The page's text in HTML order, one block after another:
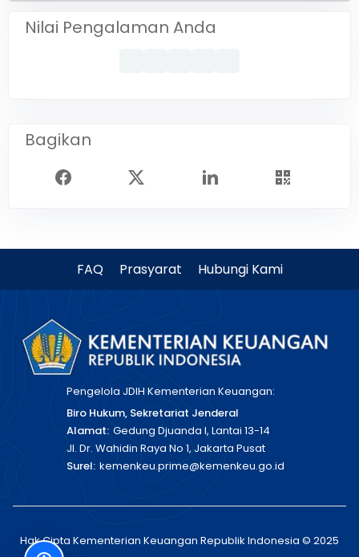
Nilai Pengalaman Anda
Bagikan
FAQ Prasyarat Hubungi Kami
Pengelola JDIH Kementerian Keuangan:
Biro Hukum, Sekretariat Jenderal
Alamat: Gedung Djuanda I, Lantai 13-14
Jl. Dr. Wahidin Raya No 1, Jakarta Pusat
Surel: kemenkeu.prime@kemenkeu.go.id
Hak Cipta Kementerian Keuangan Republik Indonesia © 2025